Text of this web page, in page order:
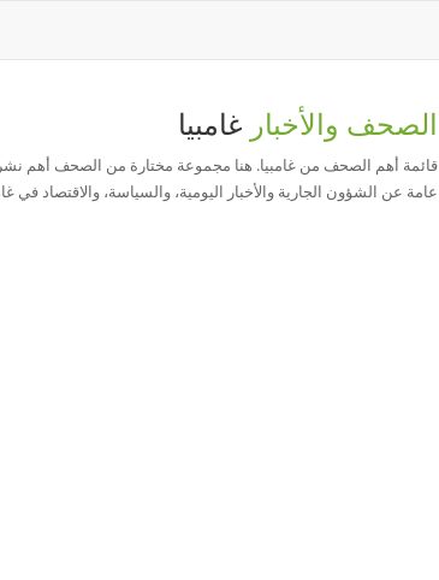
الصحف والأخبار غامبيا
قائمة أهم الصحف من غامبيا. هنا مجموعة مختارة من الصحف أهم
عامة عن الشؤون الجارية والأخبار اليومية، والسياسة، والاقتصاد في